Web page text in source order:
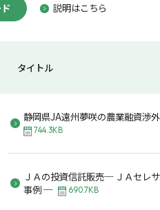
説明はこちら
タイトル
静岡県JA遠州夢咲の農業融資渉外
744.3KB
ＪＡの投資信託販売─ ＪＡセレ
事例 ─
690.7KB